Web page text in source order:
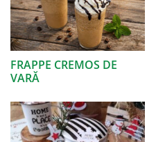
FRAPPE CREMOS DE
VARĂ